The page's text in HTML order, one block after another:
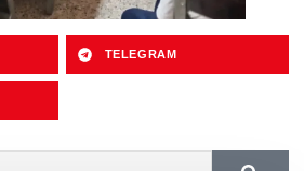
TELEGRAM